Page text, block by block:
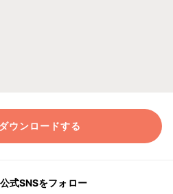
ウンロードする
式SNSをフォロー